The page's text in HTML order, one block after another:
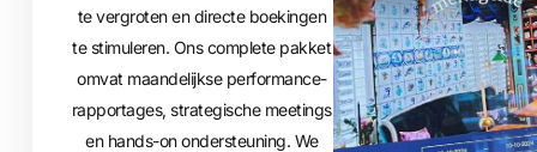
te vergroten en directe boekingen
te stimuleren. Ons complete pakket
omvat maandelijkse performance-
rapportages, strategische meetings
en hands-on ondersteuning. We